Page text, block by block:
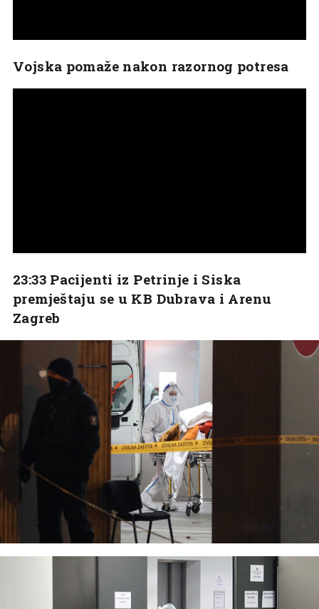
Vojska pomaže nakon razornog potresa
23:33 Pacijenti iz Petrinje i Siska
premještaju se u KB Dubrava i Arenu
Zagreb